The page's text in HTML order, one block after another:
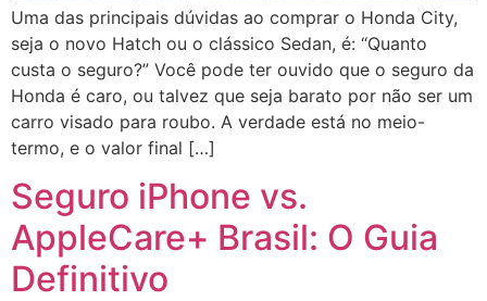
Uma das principais dúvidas ao comprar o Honda City,
seja o novo Hatch ou o clássico Sedan, é: “Quanto
custa o seguro?” Você pode ter ouvido que o seguro da
Honda é caro, ou talvez que seja barato por não ser um
carro visado para roubo. A verdade está no meio-
termo, e o valor final […]
Seguro iPhone vs.
AppleCare+ Brasil: O Guia
Definitivo